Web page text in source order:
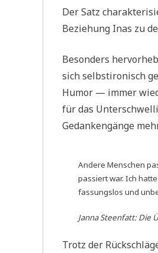
Der Satz
Beziehung Inas zu
Besonders
sich selbstironisch
Humor — immer
für das
Gedankengänge
Andere Menschen
passiert war. Ich
fassungslos und
Janna Steenfatt:Die
Trotz der